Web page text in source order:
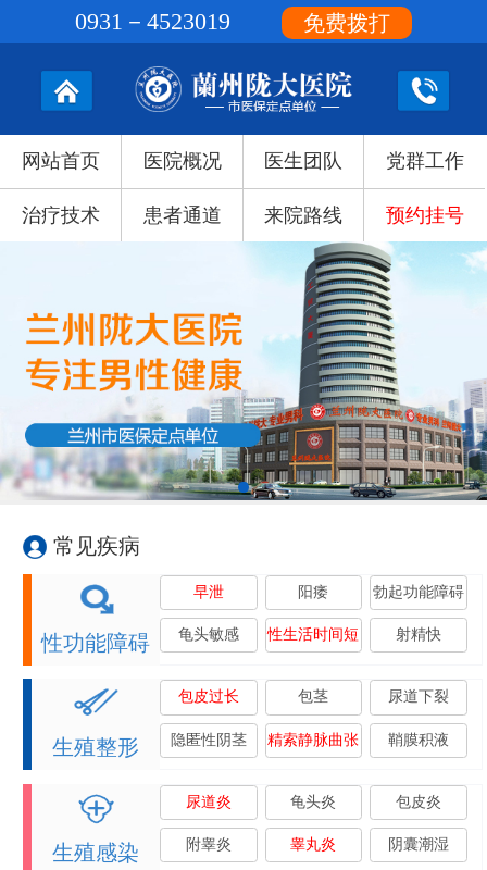
网站首页 医院概况 医生团队 党群工作
治疗技术 患者通道 来院路线 预约挂号
常见疾病
性功能障碍
早泄 阳痿 勃起功能障碍
龟头敏感 性生活时间短 射精快
生殖整形
包皮过长 包茎 尿道下裂
隐匿性阴茎 精索静脉曲张 鞘膜积液
生殖感染
尿道炎 龟头炎 包皮炎
附睾炎 睾丸炎 阴囊潮湿
0931－4523019 免费拨打